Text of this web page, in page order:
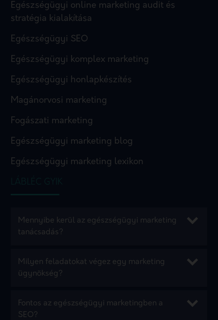
Egészségügyi online marketing audit és
stratégia kialakítása
Egészségügyi SEO
Egészségügyi komplex marketing
Egészségügyi honlapkészítés
Magánorvosi marketing
Fogászati marketing
Egészségügyi marketing blog
Egészségügyi marketing lexikon
LÁBLÉC GYIK
Mennyibe kerül az egészségügyi marketing
tanácsadás?
Milyen feladatokat végez egy marketing
ügynökség?
Fontos az egészségügyi marketingben a
SEO?